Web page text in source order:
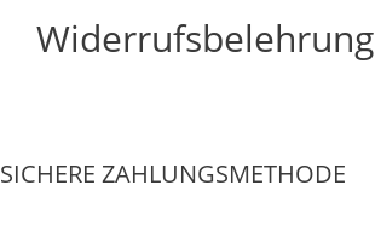
Widerrufsbelehrung
SICHERE ZAHLUNGSMETHODE